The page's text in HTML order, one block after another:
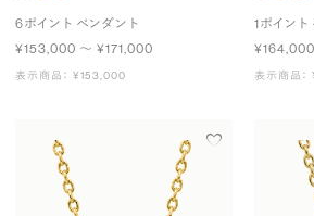
6ポイント ペンダント
¥153,000 〜 ¥171,000
表示商品： ¥153,000
1ポイント
表示商品